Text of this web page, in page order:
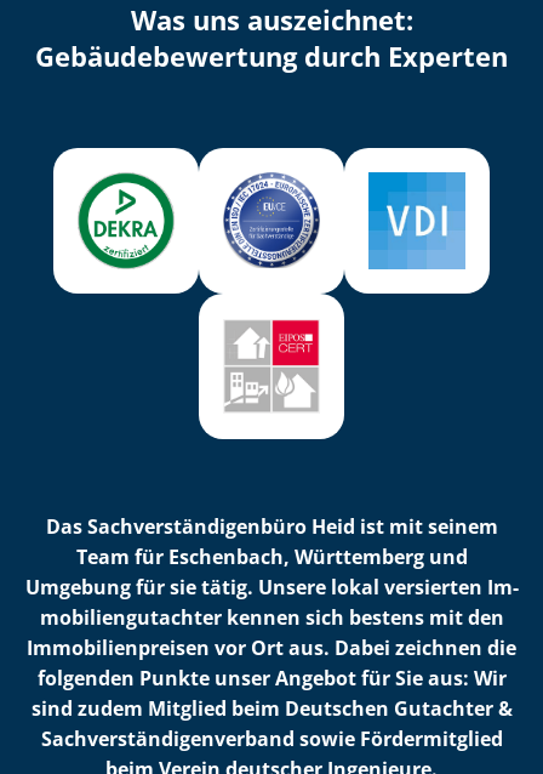
Was uns auszeichnet:
Ge­bäu­de­be­wer­tung durch Experten
Das Sach­ver­stän­di­gen­bü­ro Heid ist mit seinem
Team für Eschenbach, Württemberg und
Umgebung für sie tätig. Unsere lokal versierten Im­
mo­bi­li­en­gut­ach­ter kennen sich bestens mit den
Im­mo­bi­li­en­prei­sen vor Ort aus. Dabei zeichnen die
folgenden Punkte unser Angebot für Sie aus: Wir
sind zudem Mitglied beim Deutschen Gutachter &
Sach­ver­stän­di­gen­ver­band sowie Fördermitglied